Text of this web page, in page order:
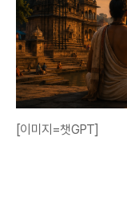
[이미지=챗GPT]